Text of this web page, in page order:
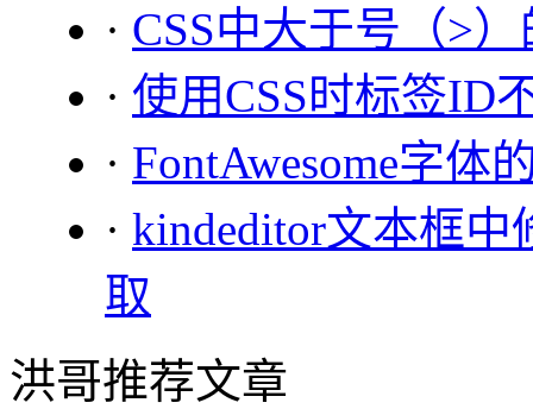
· CSS中大于号（>
· 使用CSS时标签ID
· FontAwesome字体
· kindeditor文本框中
取
洪哥推荐文章